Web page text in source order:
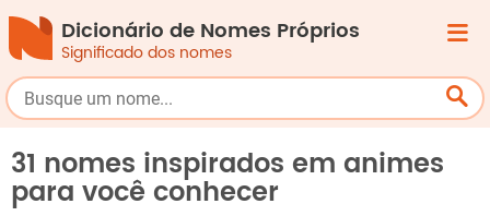
Dicionário de Nomes Próprios
Significado dos nomes
31 nomes inspirados em animes
para você conhecer